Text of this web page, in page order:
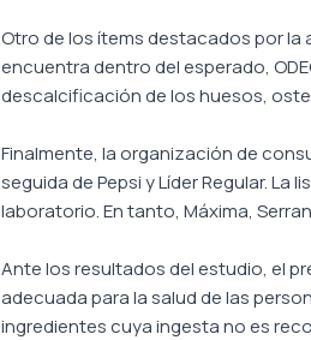
Otro de los ítems destacados por la
encuentra dentro del esperado,
descalcificación de los huesos,
Finalmente, la organización de
seguida de Pepsi y Líder Regular.
laboratorio. En tanto, Máxima,
Ante los resultados del estudio, el
adecuada para la salud de las
ingredientes cuya ingesta no es